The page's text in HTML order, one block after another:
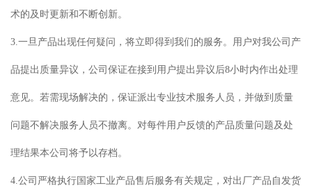
术的及时更新和不断创新。
3.一旦产品出现任何疑问，将立即得到我们的服务。用户对我公司产
品提出质量异议，公司保证在接到用户提出异议后8小时内作出处理
意见。若需现场解决的，保证派出专业技术服务人员，并做到质量
问题不解决服务人员不撤离。对每件用户反馈的产品质量问题及处
理结果本公司将予以存档。
4.公司严格执行国家工业产品售后服务有关规定，对出厂产品自发货